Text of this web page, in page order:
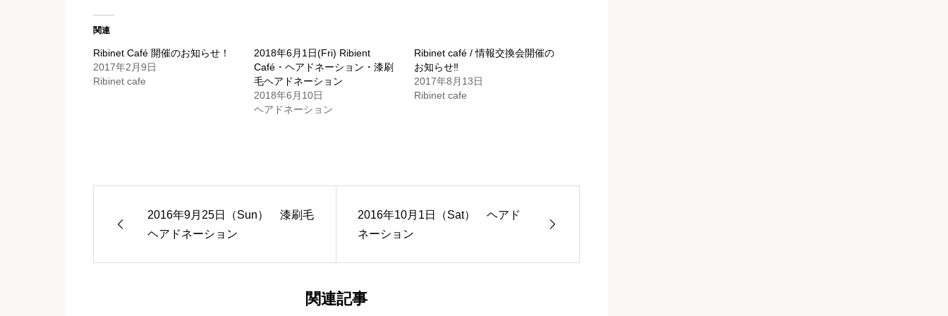
関連
Ribinet Café 開催のお知らせ！
2017年2月9日
Ribinet cafe
2018年6月1日(Fri) Ribient
Café・ヘアドネーション・漆刷
毛ヘアドネーション
2018年6月10日
ヘアドネーション
Ribinet café / 情報交換会開催の
お知らせ‼
2017年8月13日
Ribinet cafe
2016年9月25日（Sun） 漆刷毛
ヘアドネーション
2016年10月1日（Sat） ヘアド
ネーション
関連記事